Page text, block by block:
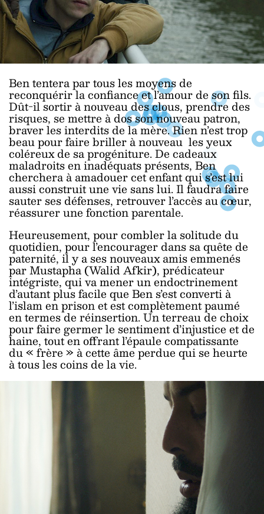
Ben tentera par tous les moyens de
reconquérir la confiance et l’amour de son fils.
Dût-il sortir à nouveau des clous, prendre des
risques, se mettre à dos son nouveau patron,
braver les interdits de la mère. Rien n’est trop
beau pour faire briller à nouveau les yeux
coléreux de sa progéniture. De cadeaux
maladroits en inadéquats présents, Ben
cherchera à amadouer cet enfant qui s’est lui
aussi construit une vie sans lui. Il faudra faire
sauter ses défenses, retrouver l’accès au cœur,
réassurer une fonction parentale.
Heureusement, pour combler la solitude du
quotidien, pour l’encourager dans sa quête de
paternité, il y a ses nouveaux amis emmenés
par Mustapha (Walid Afkir), prédicateur
intégriste, qui va mener un endoctrinement
d’autant plus facile que Ben s’est converti à
l’islam en prison et est complètement paumé
en termes de réinsertion. Un terreau de choix
pour faire germer le sentiment d’injustice et de
haine, tout en offrant l’épaule compatissante
du « frère » à cette âme perdue qui se heurte
à tous les coins de la vie.